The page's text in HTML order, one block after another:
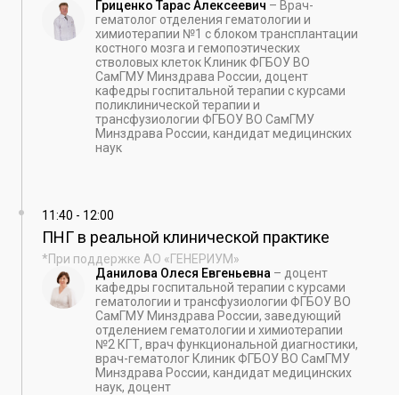
Гриценко Тарас Алексеевич – Врач-
гематолог отделения гематологии и
химиотерапии №1 с блоком трансплантации
костного мозга и гемопоэтических
стволовых клеток Клиник ФГБОУ ВО
СамГМУ Минздрава России, доцент
кафедры госпитальной терапии с курсами
поликлинической терапии и
трансфузиологии ФГБОУ ВО СамГМУ
Минздрава России, кандидат медицинских
наук
11:40 - 12:00
ПНГ в реальной клинической практике
*При поддержке АО «ГЕНЕРИУМ»
Данилова Олеся Евгеньевна – доцент
кафедры госпитальной терапии с курсами
гематологии и трансфузиологии ФГБОУ ВО
СамГМУ Минздрава России, заведующий
отделением гематологии и химиотерапии
№2 КГТ, врач функциональной диагностики,
врач-гематолог Клиник ФГБОУ ВО СамГМУ
Минздрава России, кандидат медицинских
наук, доцент